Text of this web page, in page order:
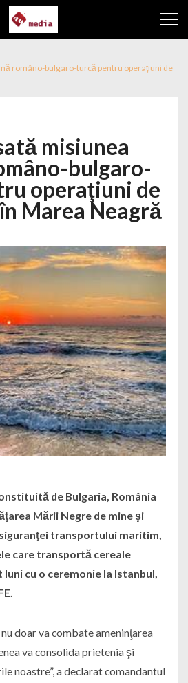
româno-bulgaro-turcă pentru operaţiuni de
misiunea
bulgaro-
operaţiuni de
Marea Neagră
de Bulgaria, România
Mării Negre de mine şi
transportului maritim,
care transportă cereale
luni cu o ceremonie la Istanbul,
doar va combate ameninţarea
va consolida prietenia şi
noastre”, a declarat comandantul